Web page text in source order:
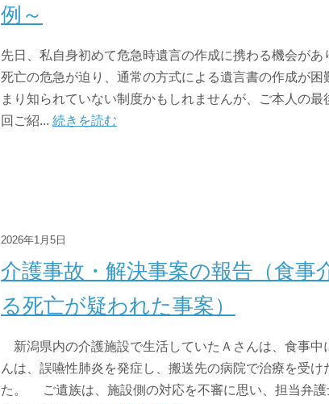
例～
先日、私自身初めて危急時遺言の作成に携わる機会が
死亡の危急が迫り、通常の方式による遺言書の作成が
まり知られていない制度かもしれませんが、ご本人の
回ご紹... 続きを読む
2026年1月5日
介護事故・解決事案の報告（食事
る死亡が疑われた事案）
新潟県内の介護施設で生活していたＡさんは、食事中
んは、誤嚥性肺炎を発症し、搬送先の病院で治療を受
た。 ご遺族は、施設側の対応を不審に思い、担当弁